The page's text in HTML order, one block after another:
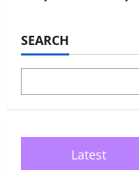
SEARCH
Latest